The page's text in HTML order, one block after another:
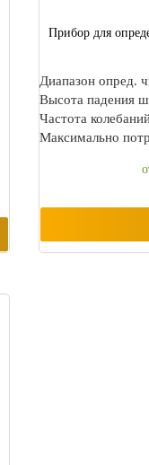
Прибор для
Диапазон опред.
Высота падения
Частота
Максимально